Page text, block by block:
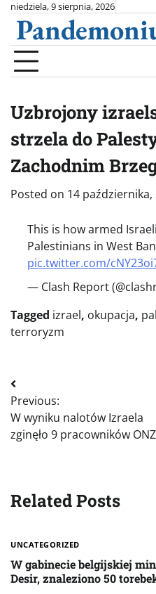
Skip
content
niedziela, 9 sierpnia, 2026
Uzbrojony
strzela do
Zachodnim
Posted on 14 października,
This is how armed
Palestinians in West
pic.twitter.com/
— Clash Report
Tagged izrael, okupacja,
terroryzm
Nawigacja
wpisu
Previous:
W wyniku nalotów Izraela
zginęło 9 pracowników ONZ
Related Posts
UNCATEGORIZED
W gabinecie belgijskiej
Desir, znaleziono 50